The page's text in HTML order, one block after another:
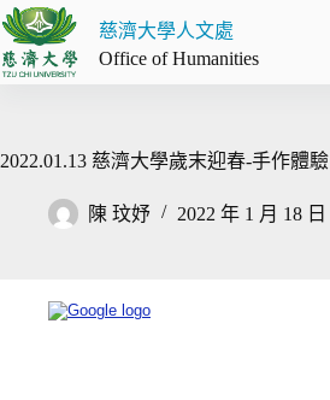
跳
至
主
容
慈濟大學人文處
Office of Humanities
2022.01.13 慈濟大學歲末迎春-手作體驗
陳 玟妤 2022 年 1 月 18 日